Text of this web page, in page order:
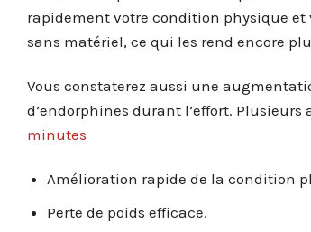
rapidement votre condition physique et
sans matériel, ce qui les rend encore
Vous constaterez aussi une
d’endorphines durant l’effort.
minutes
Amélioration rapide de la condition
Perte de poids efficace.